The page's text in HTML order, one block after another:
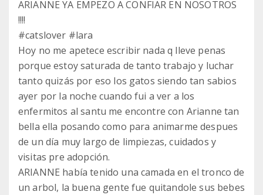
ARIANNE YA EMPEZO A CONFIAR EN NOSOTROS
!!!!
#catslover #lara
Hoy no me apetece escribir nada q lleve penas
porque estoy saturada de tanto trabajo y luchar
tanto quizás por eso los gatos siendo tan sabios
ayer por la noche cuando fui a ver a los
enfermitos al santu me encontre con Arianne tan
bella ella posando como para animarme despues
de un día muy largo de limpiezas, cuidados y
visitas pre adopción.
ARIANNE había tenido una camada en el tronco de
un arbol, la buena gente fue quitandole sus bebes